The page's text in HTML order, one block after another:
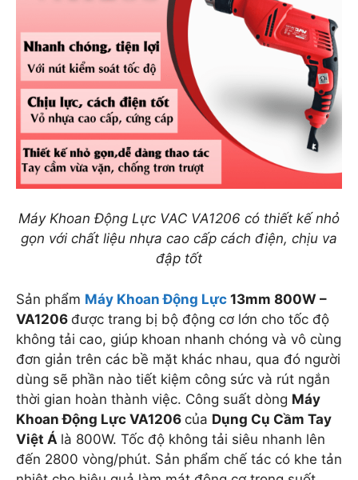
Máy Khoan Động Lực VAC VA1206 có thiết kế nhỏ
gọn với chất liệu nhựa cao cấp cách điện, chịu va
đập tốt
Sản phẩm Máy Khoan Động Lực 13mm 800W –
VA1206 được trang bị bộ động cơ lớn cho tốc độ
không tải cao, giúp khoan nhanh chóng và vô cùng
đơn giản trên các bề mặt khác nhau, qua đó người
dùng sẽ phần nào tiết kiệm công sức và rút ngắn
thời gian hoàn thành việc. Công suất dòng Máy
Khoan Động Lực VA1206 của Dụng Cụ Cầm Tay
Việt Á là 800W. Tốc độ không tải siêu nhanh lên
đến 2800 vòng/phút. Sản phẩm chế tác có khe tản